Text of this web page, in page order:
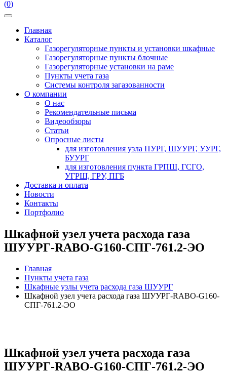
(0)
Главная
Каталог
Газорегуляторные пункты и установки шкафные
Газорегуляторные пункты блочные
Газорегуляторные установки на раме
Пункты учета газа
Системы контроля загазованности
О компании
О нас
Рекомендательные письма
Видеообзоры
Статьи
Опросные листы
для изготовления узла ПУРГ, ШУУРГ, УУРГ,
БУУРГ
для изготовления пункта ГРПШ, ГСГО,
УГРШ, ГРУ, ПГБ
Доставка и оплата
Новости
Контакты
Портфолио
Шкафной узел учета расхода газа
ШУУРГ-RABO-G160-СПГ-761.2-ЭО
Главная
Пункты учета газа
Шкафные узлы учета расхода газа ШУУРГ
Шкафной узел учета расхода газа ШУУРГ-RABO-G160-
СПГ-761.2-ЭО
Шкафной узел учета расхода газа
ШУУРГ-RABO-G160-СПГ-761.2-ЭО